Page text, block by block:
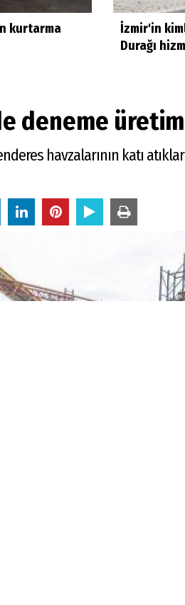
kurtarma
İzmir'in
Durağı
deneme
havzalarının katı